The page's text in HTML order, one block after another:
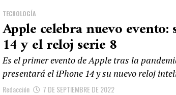
TECNOLOGÍA
Apple celebra nuevo evento:
14 y el reloj serie 8
Es el primer evento de Apple tras la
presentará el iPhone 14 y su nuevo reloj
Redacción 7 DE SEPTIEMBRE DE 2022